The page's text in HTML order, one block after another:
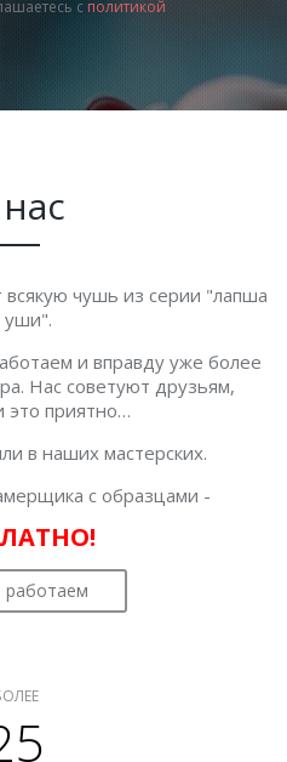
с политикой
чушь из серии "лапша
уши".
и вправду уже более
Нас советуют друзьям,
это приятно…
в наших мастерских.
с образцами -
работаем